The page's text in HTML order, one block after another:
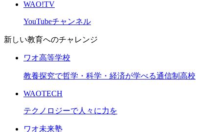
WAO!TV
YouTubeチャンネル
新しい教育へのチャレンジ
ワオ高等学校
教養探究で哲学・科学・経済が学べる通信制高校
WAOTECH
テクノロジーで人々に力を
ワオ未来塾